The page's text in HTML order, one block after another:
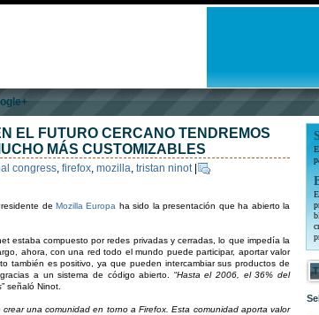
EL FUTURO CERCANO TENDREMOS
MÁS CUSTOMIZABLES
congress, firefox, mozilla, tristan ninot
de Mozilla Europa ha sido la presentación que ha abierto la
estaba compuesto por redes privadas y cerradas, lo que impedía la
ahora, con una red todo el mundo puede participar, aportar valor
también es positivo, ya que pueden intercambiar sus productos de
a un sistema de código abierto. “Hasta el 2006, el 36% del
” señaló Ninot.
una comunidad en torno a Firefox. Esta comunidad aporta valor